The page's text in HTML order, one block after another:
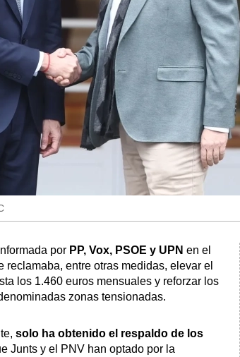
por PP, Vox, PSOE y UPN en el
reclamaba, entre otras medidas, elevar el
los 1.460 euros mensuales y reforzar los
zonas tensionadas.
solo ha obtenido el respaldo de los
Junts y el PNV han optado por la